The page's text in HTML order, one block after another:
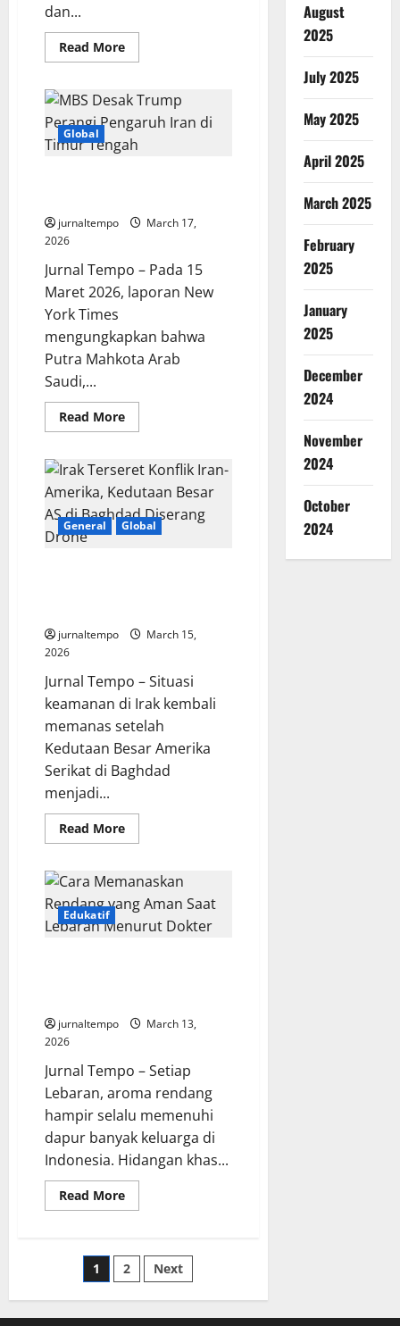
dan...
Read MoreRead
more
Fitrah
2026:
Hitungan
Satu
Keluarga,
yang
Sesungguhnya
Global
jurnaltempo
March 17,
2026
Jurnal Tempo – Pada 15
Maret 2026, laporan New
York Times
mengungkapkan bahwa
Putra Mahkota Arab
Saudi,...
Read MoreRead
more
Desak
Trump
Perangi
Pengaruh
Iran
di
Timur
General Global
jurnaltempo
March 15,
2026
Jurnal Tempo – Situasi
keamanan di Irak kembali
memanas setelah
Kedutaan Besar Amerika
Serikat di Baghdad
menjadi...
Read MoreRead
more
Terseret
Konflik
Iran-
Amerika,
Kedutaan
Edukatif
jurnaltempo
March 13,
2026
Jurnal Tempo – Setiap
Lebaran, aroma rendang
hampir selalu memenuhi
dapur banyak keluarga di
Indonesia. Hidangan khas...
Read MoreRead
more
Rendang
yang
Aman
Menurut
Posts
pagination
1 2 Next
August
2025
July 2025
May 2025
April 2025
March 2025
February
2025
January
2025
December
2024
November
2024
October
2024